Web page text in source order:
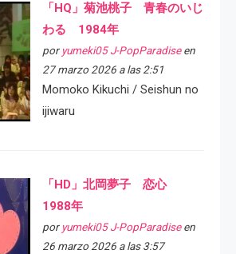
「HQ」菊池桃子 青春のいじ
わる 1984年
por yumeki05 J-PopParadiseen
27 marzo 2026 a las 2:51
Momoko Kikuchi / Seishun no
ijiwaru
「HD」北岡夢子 恋心
1988年
por yumeki05 J-PopParadiseen
26 marzo 2026 a las 3:57